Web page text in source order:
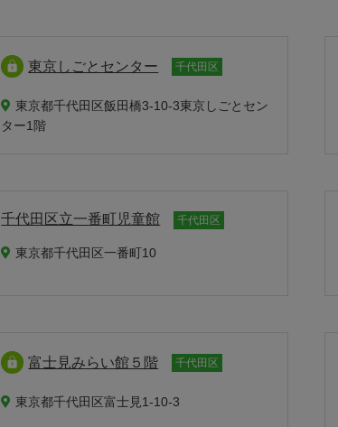
東京しごとセンター 千代田区
東京都千代田区飯田橋3-10-3東京しごとセン
ター1階
千代田区立一番町児童館 千代田区
東京都千代田区一番町10
富士見みらい館５階 千代田区
東京都千代田区富士見1-10-3